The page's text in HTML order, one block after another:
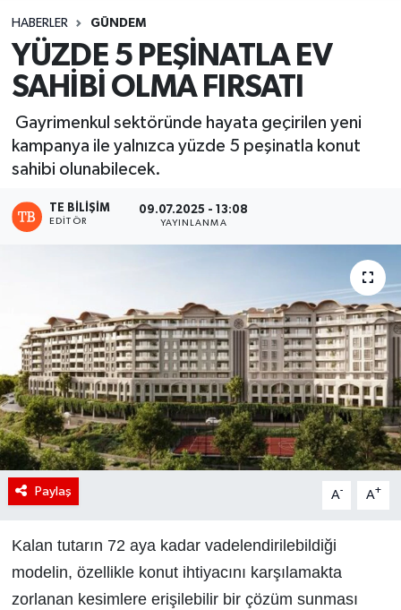
HABERLER GÜNDEM
YÜZDE 5 PEŞİNATLA EV
SAHİBİ OLMA FIRSATI
Gayrimenkul sektöründe hayata geçirilen yeni
kampanya ile yalnızca yüzde 5 peşinatla konut
sahibi olunabilecek.
TE BILIŞIM
EDITÖR
09.07.2025 - 13:08
YAYINLANMA
Paylaş A- A+
Kalan tutarın 72 aya kadar vadelendirilebildiği
modelin, özellikle konut ihtiyacını karşılamakta
zorlanan kesimlere erişilebilir bir çözüm sunması